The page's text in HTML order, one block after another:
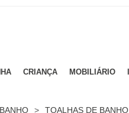
CRIANÇA MOBILIÁRIO
> TOALHAS DE BANHO